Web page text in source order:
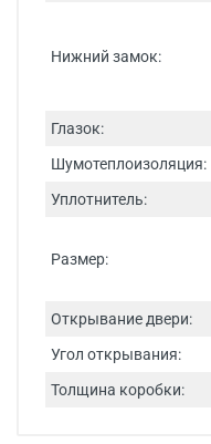
Нижний замок:
Глазок:
Шумотеплоизоляция:
Уплотнитель:
Размер:
Открывание двери:
Угол открывания:
Толщина коробки: